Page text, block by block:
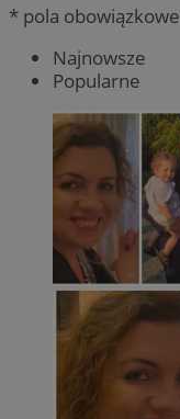
* pola obowiązkowe
Najnowsze
Popularne